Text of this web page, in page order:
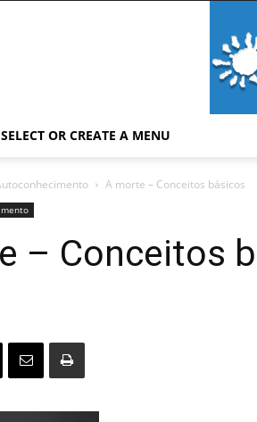
OR CREATE A MENU
A morte – Conceitos básicos
– Conceitos